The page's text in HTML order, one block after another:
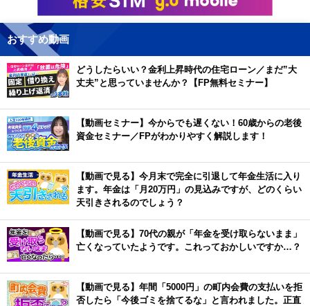
おすすめ動画
どうしたらいい？金利上昇時代の住宅ローン／まだ”大
丈夫”と思っていませんか？【FP無料セミナー】
【動画セミナー】今からでも遅くない！60歳からの老後
資金セミナー／FPがわかりやすく解説します！
【動画で見る】今月末で完全に引退して年金生活に入り
ます。年金は「月20万円」の見込みですが、どのくらい
天引きされるのでしょう？
【動画で見る】70代の親が「年金を受け取らないまま」
亡くなっていたようです。これっておかしいですか…？
【動画で見る】年間「5000円」の町内会費の支払いを拒
否したら「今後ゴミを捨てるな」と言われました。正直